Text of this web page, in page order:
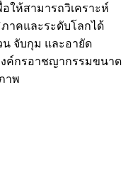
ให้สามารถวิเคราะห์
าคและระดับโลกได้
จับกุม และอายัด
ค์กรอาชญากรรมขนาด
าพ